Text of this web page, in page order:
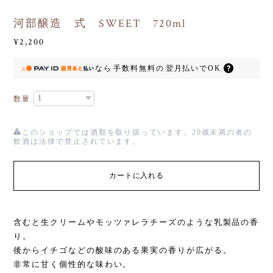
河部醸造 式 SWEET 720ml
¥2,200
なら 手数料無料の 翌月払いでOK
数量
このショップでは酒類を取り扱っています。20歳未満の者の
飲酒は法律で禁止されています。
カートに入れる
含むと生クリームやモッツァレラチーズのような乳製品の香
り。
後からイチゴなどの酸味のある果実の香りが広がる。
非常に甘く個性的な味わい。